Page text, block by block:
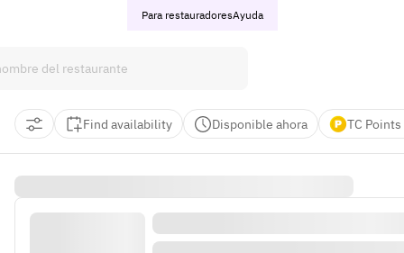
Para restauradoresAyuda
Find availability Disponible ahora TC Points